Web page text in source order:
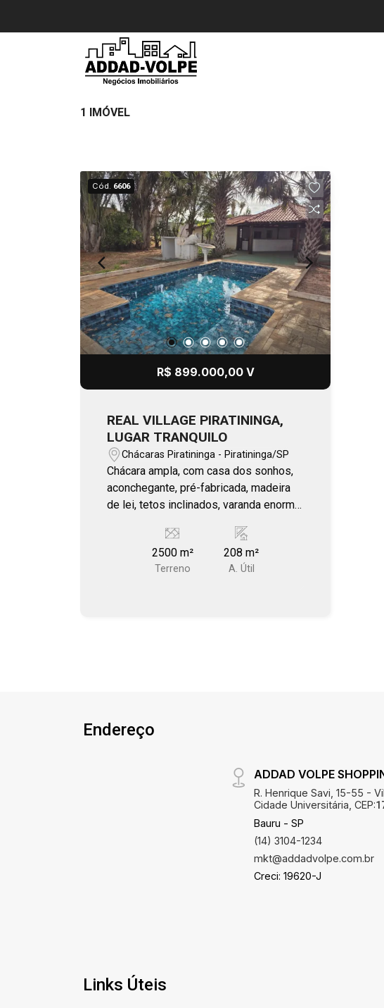
1 IMÓVEL
Cód. 6606
R$ 899.000,00 V
REAL VILLAGE PIRATININGA,
LUGAR TRANQUILO
Chácaras Piratininga - Piratininga/SP
Chácara ampla, com casa dos sonhos,
aconchegante, pré-fabricada, madeira
de lei, tetos inclinados, varanda enorme
de 70 m², árvores nativas flamboyants,
poço semi artesiano, Sabesp em
instalação, piscina 6x3 com prainha.
2500 m²
Terreno
208 m²
A. Útil
Endereço
ADDAD VOLPE
R. Henrique Savi, 15-55 -
Cidade Universitária, CEP:
Bauru - SP
(14) 3104-1234
mkt@addadvolpe.com.br
Creci: 19620-J
Links Úteis